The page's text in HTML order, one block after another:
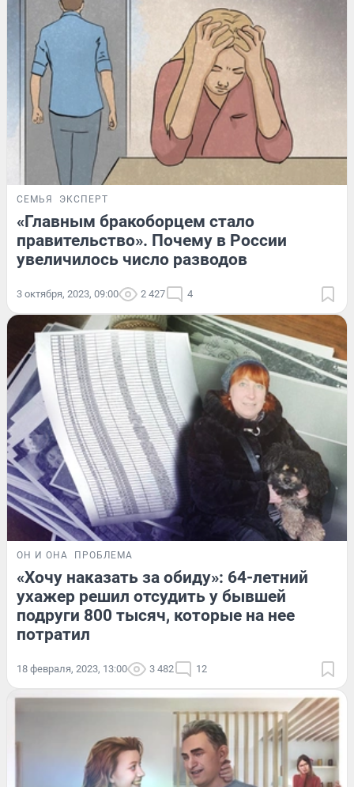
СЕМЬЯ ЭКСПЕРТ
«Главным бракоборцем стало
правительство». Почему в России
увеличилось число разводов
3 октября, 2023, 09:00 2 427 4
ОН И ОНА ПРОБЛЕМА
«Хочу наказать за обиду»: 64-летний
ухажер решил отсудить у бывшей
подруги 800 тысяч, которые на нее
потратил
18 февраля, 2023, 13:00 3 482 12